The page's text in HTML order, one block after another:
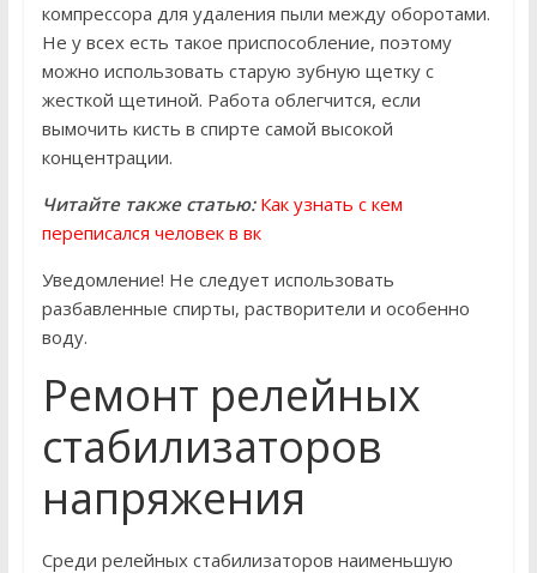
компрессора для удаления пыли между оборотами.
Не у всех есть такое приспособление, поэтому
можно использовать старую зубную щетку с
жесткой щетиной. Работа облегчится, если
вымочить кисть в спирте самой высокой
концентрации.
Читайте также статью: Как узнать с кем
переписался человек в вк
Уведомление! Не следует использовать
разбавленные спирты, растворители и особенно
воду.
Ремонт релейных
стабилизаторов
напряжения
Среди релейных стабилизаторов наименьшую